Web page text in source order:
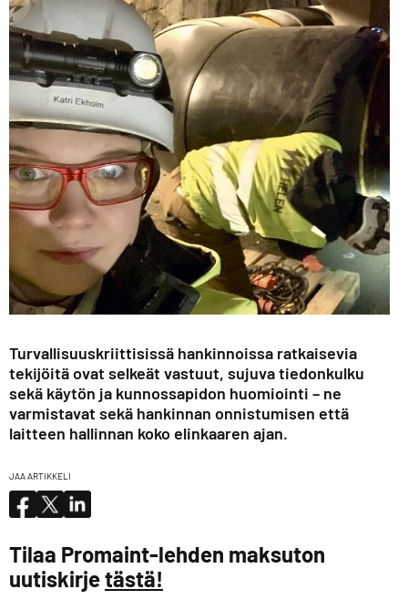
Turvallisuuskriittisissä hankinnoissa ratkaisevia
tekijöitä ovat selkeät vastuut, sujuva tiedonkulku
sekä käytön ja kunnossapidon huomiointi – ne
varmistavat sekä hankinnan onnistumisen että
laitteen hallinnan koko elinkaaren ajan.
JAA ARTIKKELI
Tilaa Promaint-lehden maksuton
uutiskirjetästä!